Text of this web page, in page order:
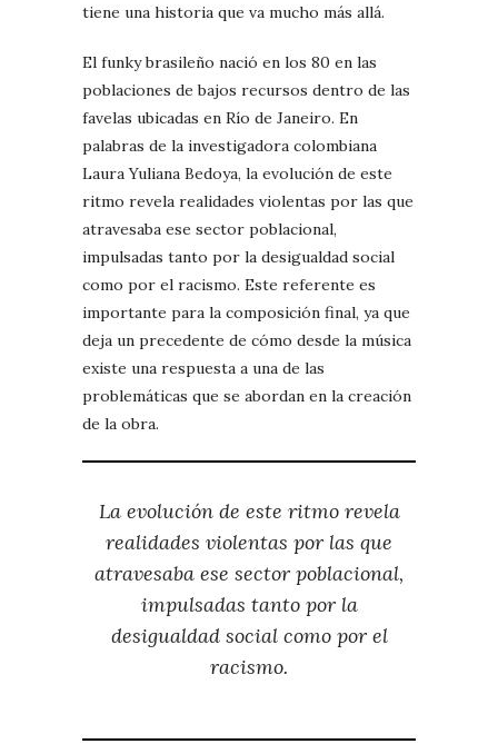
tiene una historia que va mucho más allá.
El funky brasileño nació en los 80 en las
poblaciones de bajos recursos dentro de las
favelas ubicadas en Río de Janeiro. En
palabras de la investigadora colombiana
Laura Yuliana Bedoya, la evolución de este
ritmo revela realidades violentas por las que
atravesaba ese sector poblacional,
impulsadas tanto por la desigualdad social
como por el racismo. Este referente es
importante para la composición final, ya que
deja un precedente de cómo desde la música
existe una respuesta a una de las
problemáticas que se abordan en la creación
de la obra.
La evolución de este ritmo revela
realidades violentas por las que
atravesaba ese sector poblacional,
impulsadas tanto por la
desigualdad social como por el
racismo.